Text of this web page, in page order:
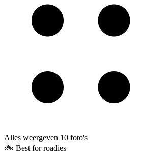
Alles weergeven 10 foto's
🚲 Best for roadies